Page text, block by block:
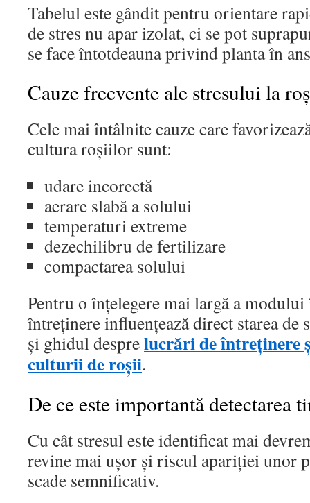
Tabelul este gândit pentru orientare
de stres nu apar izolat, ci se pot
se face întotdeauna privind planta în
Cauze frecvente ale stresului la
Cele mai întâlnite cauze care
cultura roșiilor sunt:
udare incorectă
aerare slabă a solului
temperaturi extreme
dezechilibru de fertilizare
compactarea solului
Pentru o înțelegere mai largă a
întreținere influențează direct starea de
și ghidul desprelucrări de întreținere
culturii de roșii.
De ce este importantă detectarea
Cu cât stresul este identificat mai
revine mai ușor și riscul apariției unor
scade semnificativ.